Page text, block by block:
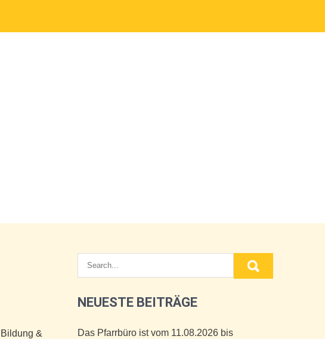
Bildung &
NEUESTE BEITRÄGE
Das Pfarrbüro ist vom 11.08.2026 bis